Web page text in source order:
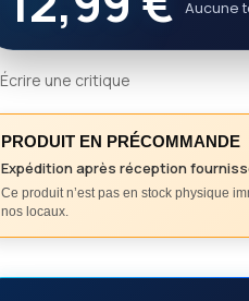
Aucune
Écrire une critique
PRODUIT EN PRÉCOMMANDE
Expédition après réception
Ce produit n’est pas en stock physique
nos locaux.